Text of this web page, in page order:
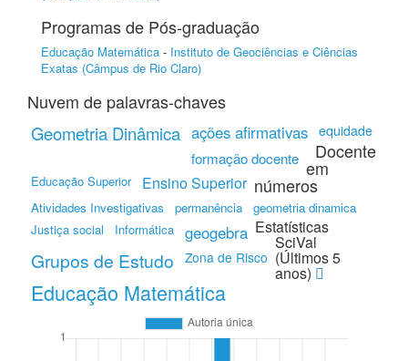
Programas de Pós-graduação
Educação Matemática - Instituto de Geociências e Ciências
Exatas (Câmpus de Rio Claro)
Nuvem de palavras-chaves
Geometria Dinâmica ações afirmativas equidade
formação docente
Educação Superior Ensino Superior
Atividades Investigativas permanência
geometria dinamica
Justiça social
Informática geogebra
Grupos de Estudo Zona de Risco
Educação Matemática
Docente
em
números
Estatísticas
SciVal
(Últimos 5
anos)